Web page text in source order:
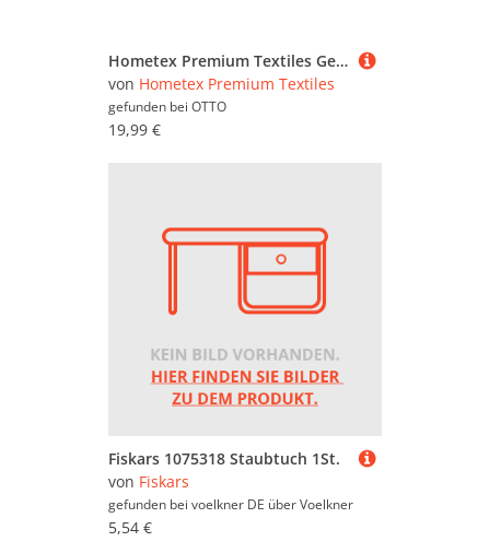
Hometex Premium Textiles Geschirrtuch Mikrofaser Putztuch, Staubtuch Reinigungstuch 40 x 40 cm, (10-tlg), Ideal für Autopflege, Küche und Barista
von Hometex Premium Textiles
gefunden bei OTTO
19,99 €
Fiskars 1075318 Staubtuch 1St.
von Fiskars
gefunden bei voelkner DE überVoelkner
5,54 €